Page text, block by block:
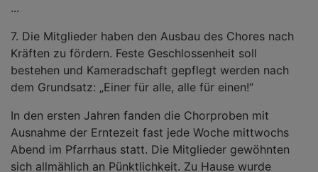
...
7. Die Mitglieder haben den Ausbau des Chores nach
Kräften zu fördern. Feste Geschlossenheit soll
bestehen und Kameradschaft gepflegt werden nach
dem Grundsatz: „Einer für alle, alle für einen!“
In den ersten Jahren fanden die Chorproben mit
Ausnahme der Erntezeit fast jede Woche mittwochs
Abend im Pfarrhaus statt. Die Mitglieder gewöhnten
sich allmählich an Pünktlichkeit. Zu Hause wurde